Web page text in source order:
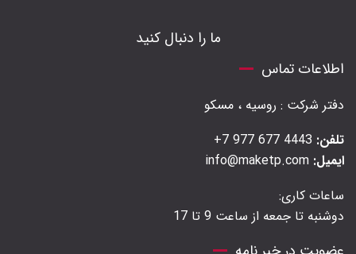
ما را دنبال کنید
اطلاعات تماس
دفتر شرکت : روسیه ، مسکو
تلفن:
ایمیل:
ساعات کاری:
دوشنبه تا جمعه از ساعت 9 تا 17